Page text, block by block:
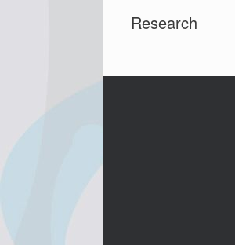
Research